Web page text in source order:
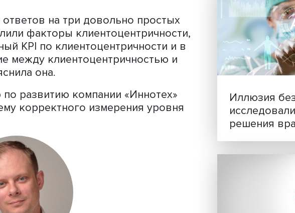
ответов на три довольно простых
факторы клиентоцентричности,
KPI по клиентоцентричности и в
между клиентоцентричностью и